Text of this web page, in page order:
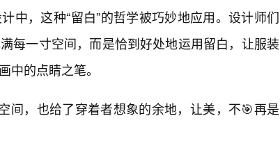
中，这种“留白”的哲学被巧妙地应用。设计师们
每一寸空间，而是恰到好处地运用留白，让服装
中的点睛之笔。
间，也给了穿着者想象的余地，让美，不🎯再是